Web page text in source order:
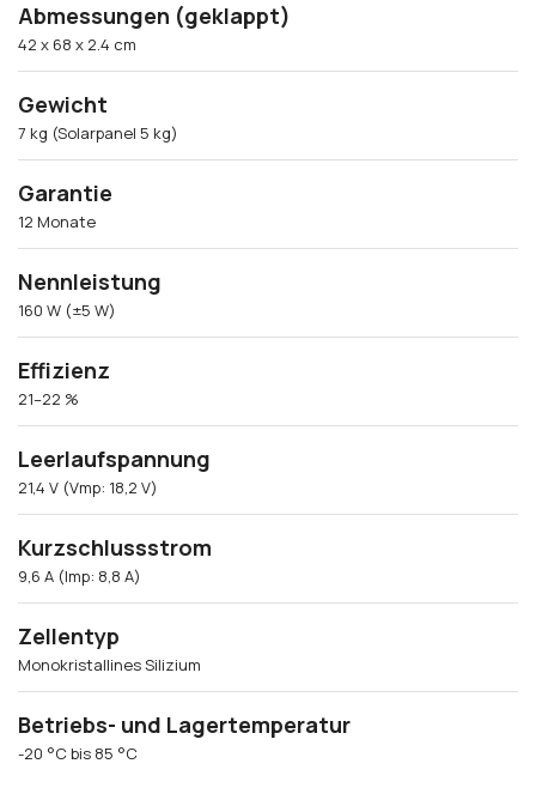
Abmessungen (geklappt)
42 x 68 x 2.4 cm
Gewicht
7 kg (Solarpanel 5 kg)
Garantie
12 Monate
Nennleistung
160 W (±5 W)
Effizienz
21–22 %
Leerlaufspannung
21,4 V (Vmp: 18,2 V)
Kurzschlussstrom
9,6 A (Imp: 8,8 A)
Zellentyp
Monokristallines Silizium
Betriebs- und Lagertemperatur
-20 °C bis 85 °C